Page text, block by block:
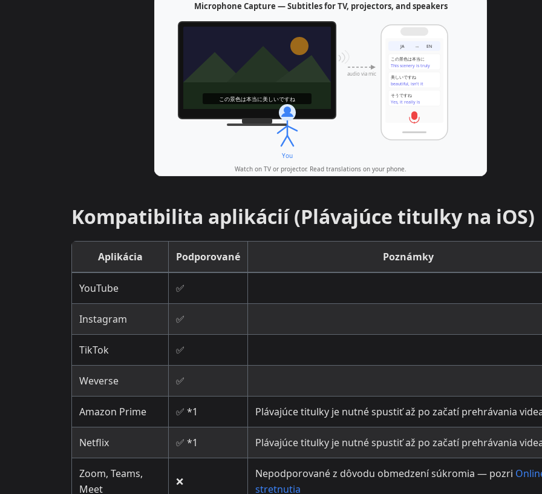
Kompatibilita aplikácií (Plávajúce titulky na iOS)
Aplikácia Podporované Poznámky
YouTube ✅
Instagram ✅
TikTok ✅
Weverse ✅
Amazon Prime ✅ *1 Plávajúce titulky je nutné spustiť až po začatí prehrávania
Netflix ✅ *1 Plávajúce titulky je nutné spustiť až po začatí prehrávania
Zoom, Teams,
Meet
❌
Nepodporované z dôvodu obmedzení súkromia — pozri
stretnutia